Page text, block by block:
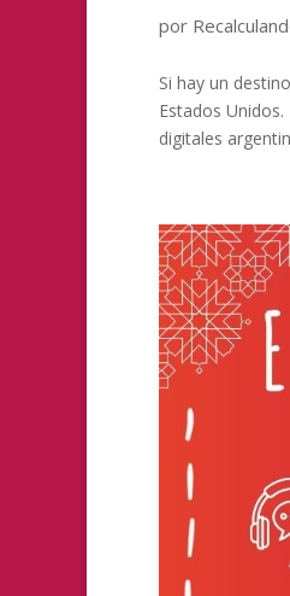
por
Si hay un
Estados
digitales